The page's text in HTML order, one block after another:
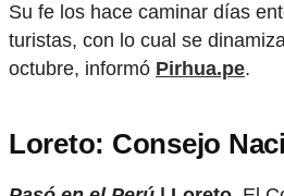
Su fe los hace caminar días
turistas, con lo cual se
octubre, informó Pirhua.pe.
Loreto: Consejo